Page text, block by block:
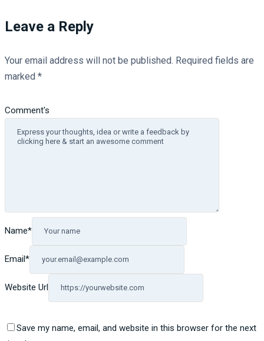
Leave a Reply
Your email address will not be published. Required fields are
marked *
Comment's
Name*
Email*
Website Url
Save my name, email, and website in this browser for the next